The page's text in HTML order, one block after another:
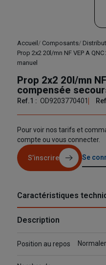
Accueil Composants
Prop 2x2 20l/mn NF VEP A
manuel
Prop 2x2 20l/mn
compensée
Ref.1 : OD9203770401
Pour voir nos tarifs et
compte ou vous connecter.
S’inscrire Se
Caractéristiques
Description
Position au repos